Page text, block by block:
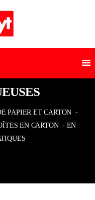
PAPIER ET CARTON -
EN CARTON - EN